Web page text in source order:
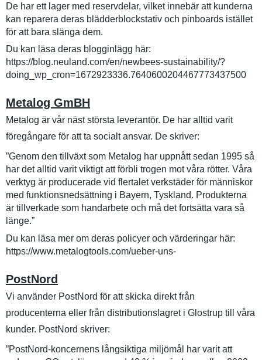
De har ett lager med reservdelar, vilket innebär att kunderna
kan reparera deras blädderblockstativ och pinboards istället
för att bara slänga dem.
Du kan läsa deras blogginlägg här:
https://blog.neuland.com/en/newbees-sustainability/?
doing_wp_cron=1672923336.7640600204467773437500
Metalog GmBH
Metalog är vår näst största leverantör. De har alltid varit
föregångare för att ta socialt ansvar. De skriver:
”Genom den tillväxt som Metalog har uppnått sedan 1995 så
har det alltid varit viktigt att förbli trogen mot våra rötter. Våra
verktyg är producerade vid flertalet verkstäder för människor
med funktionsnedsättning i Bayern, Tyskland. Produkterna
är tillverkade som handarbete och må det fortsätta vara så
länge.”
Du kan läsa mer om deras policyer och värderingar här:
https://www.metalogtools.com/ueber-uns-
PostNord
Vi använder PostNord för att skicka direkt från
producenterna eller från distributionslagret i Glostrup till våra
kunder. PostNord skriver:
”PostNord-koncernens långsiktiga miljömål har varit att